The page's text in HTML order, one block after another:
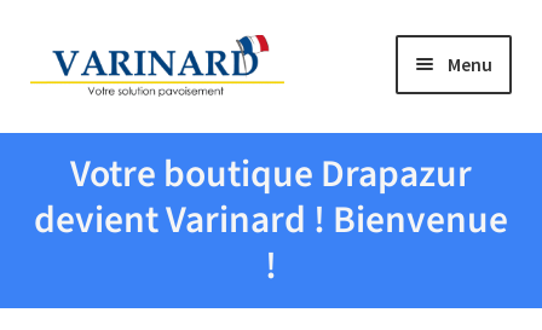
Aller à la navigation
Aller au contenu Menu
Tous les produits
Drapeaux et pavillons
Votre boutique Drapazur
devient Varinard ! Bienvenue
!